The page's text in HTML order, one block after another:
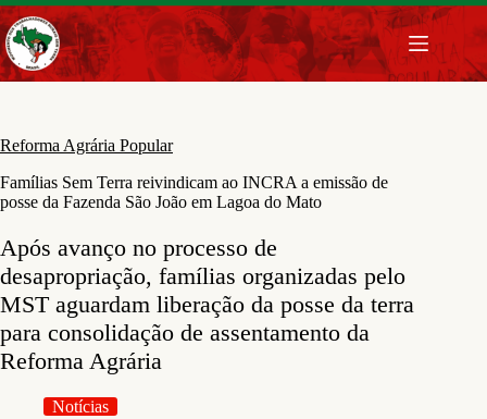
Pular
para
o
conteúdo
Reforma Agrária Popular
Famílias Sem Terra reivindicam ao INCRA a emissão de
posse da Fazenda São João em Lagoa do Mato
Após avanço no processo de
desapropriação, famílias organizadas pelo
MST aguardam liberação da posse da terra
para consolidação de assentamento da
Reforma Agrária
Notícias